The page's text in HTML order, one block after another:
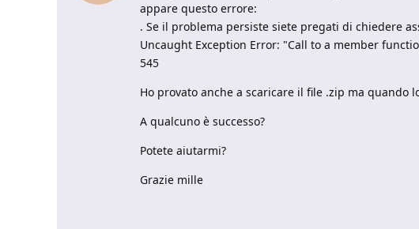
appare questo errore:
. Se il problema persiste siete pregati di chiedere
Uncaught Exception Error: "Call to a member
545
Ho provato anche a scaricare il file .zip ma
A qualcuno è successo?
Potete aiutarmi?
Grazie mille